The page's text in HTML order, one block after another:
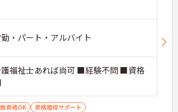
・パート・アルバイト
福祉士あれば尚可 ■経験不問 ■資格
無資格OK
資格取得サポート